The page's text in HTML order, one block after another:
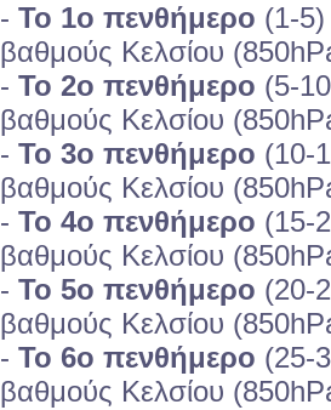
- Το 1ο πενθήμερο (1-
βαθμούς Κελσίου
- Το 2ο πενθήμερο (5-
βαθμούς Κελσίου
- Το 3ο πενθήμερο (10-
βαθμούς Κελσίου
- Το 4ο πενθήμερο (15-
βαθμούς Κελσίου
- Το 5ο πενθήμερο (20-
βαθμούς Κελσίου
- Το 6ο πενθήμερο (25-
βαθμούς Κελσίου